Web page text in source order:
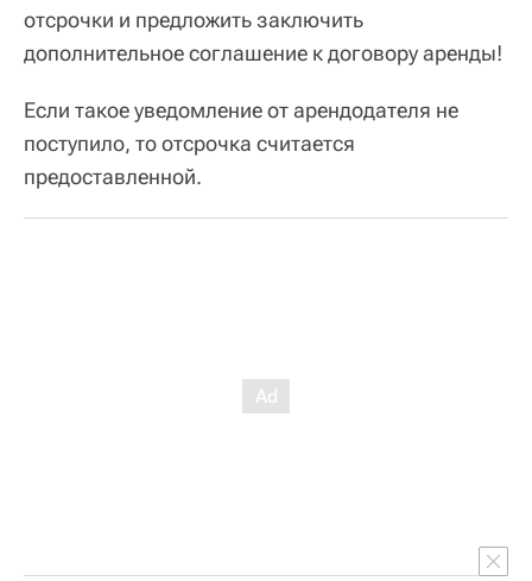
отсрочки и предложить заключить
дополнительное соглашение к договору аренды!
Если такое уведомление от арендодателя не
поступило, то отсрочка считается
предоставленной.